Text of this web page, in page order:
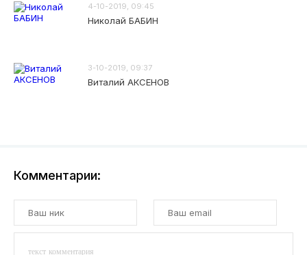
4-10-2019, 09:45
Николай БАБИН
3-10-2019, 09:37
Виталий АКСЕНОВ
Комментарии: